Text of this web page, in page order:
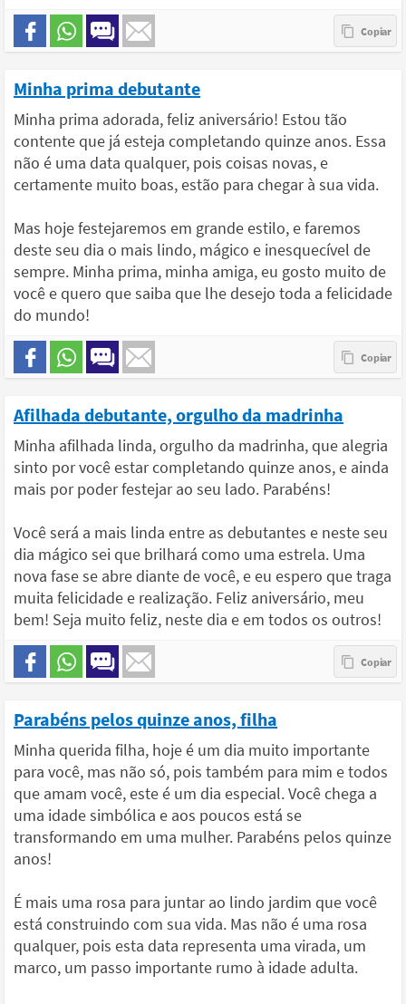
Minha prima debutante
Minha prima adorada, feliz aniversário! Estou tão
contente que já esteja completando quinze anos. Essa
não é uma data qualquer, pois coisas novas, e
certamente muito boas, estão para chegar à sua vida.
Mas hoje festejaremos em grande estilo, e faremos
deste seu dia o mais lindo, mágico e inesquecível de
sempre. Minha prima, minha amiga, eu gosto muito de
você e quero que saiba que lhe desejo toda a felicidade
do mundo!
Afilhada debutante, orgulho da madrinha
Minha afilhada linda, orgulho da madrinha, que alegria
sinto por você estar completando quinze anos, e ainda
mais por poder festejar ao seu lado. Parabéns!
Você será a mais linda entre as debutantes e neste seu
dia mágico sei que brilhará como uma estrela. Uma
nova fase se abre diante de você, e eu espero que traga
muita felicidade e realização. Feliz aniversário, meu
bem! Seja muito feliz, neste dia e em todos os outros!
Parabéns pelos quinze anos, filha
Minha querida filha, hoje é um dia muito importante
para você, mas não só, pois também para mim e todos
que amam você, este é um dia especial. Você chega a
uma idade simbólica e aos poucos está se
transformando em uma mulher. Parabéns pelos quinze
anos!
É mais uma rosa para juntar ao lindo jardim que você
está construindo com sua vida. Mas não é uma rosa
qualquer, pois esta data representa uma virada, um
marco, um passo importante rumo à idade adulta.